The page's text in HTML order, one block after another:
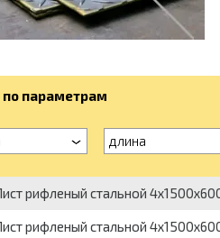
по параметрам
длина
рифленый стальной
рифленый стальной